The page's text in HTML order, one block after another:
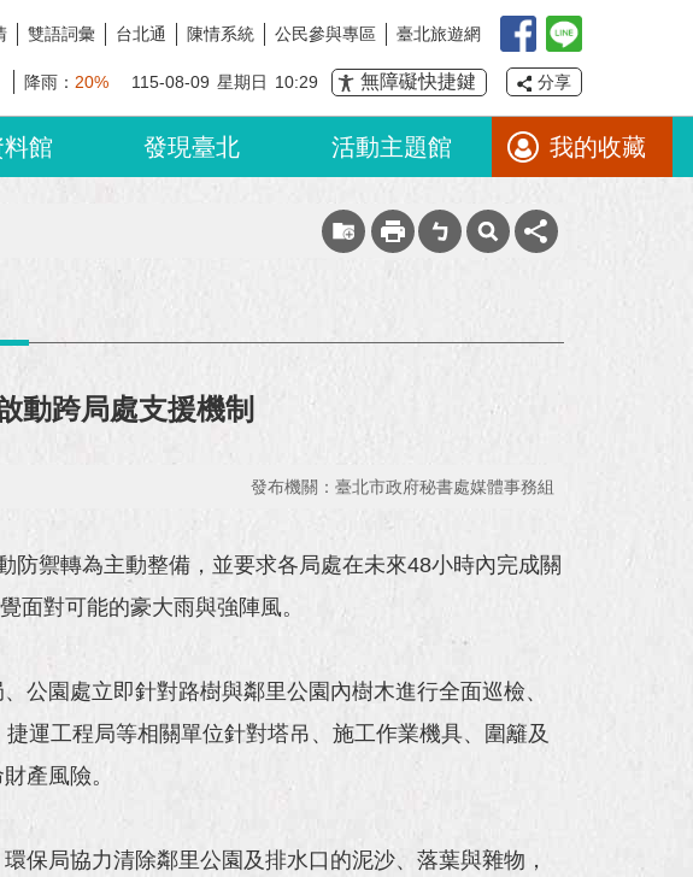
雙語詞彙 台北通 陳情系統 公民參與專區 臺北旅遊網
降雨： 20% 115-08-09 星期日 10:29 無障礙快捷鍵 分享
館 發現臺北 活動主題館 我的收藏
動跨局處支援機制
發布機關：臺北市政府秘書處媒體事務組
禦轉為主動整備，並要求各局處在未來48小時內完成關
面對可能的豪大雨與強陣風。
公園處立即針對路樹與鄰里公園內樹木進行全面巡檢、
運工程局等相關單位針對塔吊、施工作業機具、圍籬及
產風險。
保局協力清除鄰里公園及排水口的泥沙、落葉與雜物，